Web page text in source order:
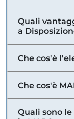
Quali
a
Che cos'è
Che cos'è
Quali sono